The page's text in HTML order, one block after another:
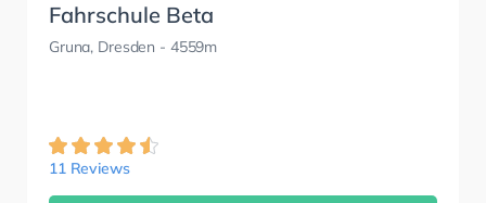
Fahrschule Beta
Gruna, Dresden - 4559m
11 Reviews